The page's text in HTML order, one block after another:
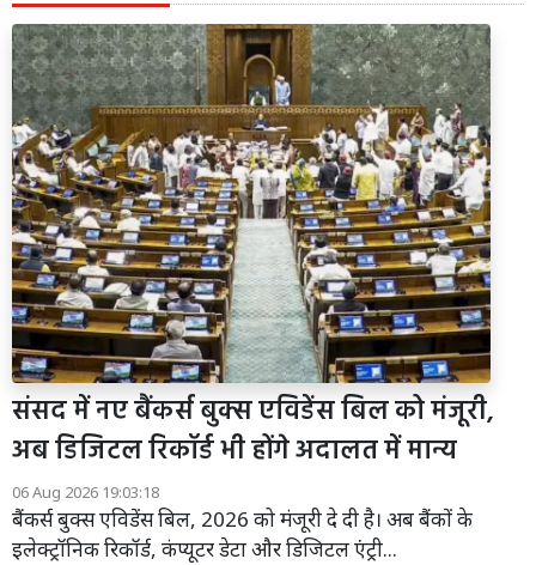
संसद में नए बैंकर्स बुक्स एविडेंस बिल को मंजूरी,
अब डिजिटल रिकॉर्ड भी होंगे अदालत में मान्य
06 Aug 2026 19:03:18
बैंकर्स बुक्स एविडेंस बिल, 2026 को मंजूरी दे दी है। अब बैंकों के
इलेक्ट्रॉनिक रिकॉर्ड, कंप्यूटर डेटा और डिजिटल एंट्री...